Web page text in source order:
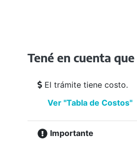
Tené en cuenta que
El trámite tiene costo.
Ver "Tabla de Costos"
Importante